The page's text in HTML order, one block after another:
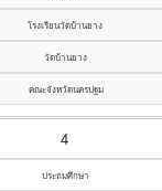
โรงเรียนวัดบ้านยาง
วัดบ้านยาง
คณะจังหวัดนครปฐม
4
ประถมศึกษา